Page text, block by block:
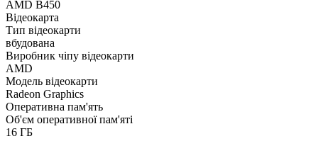
AMD B450
Відеокарта
Тип відеокарти
вбудована
Виробник чіпу відеокарти
AMD
Модель відеокарти
Radeon Graphics
Оперативна пам'ять
Об'єм оперативної пам'яті
16 ГБ